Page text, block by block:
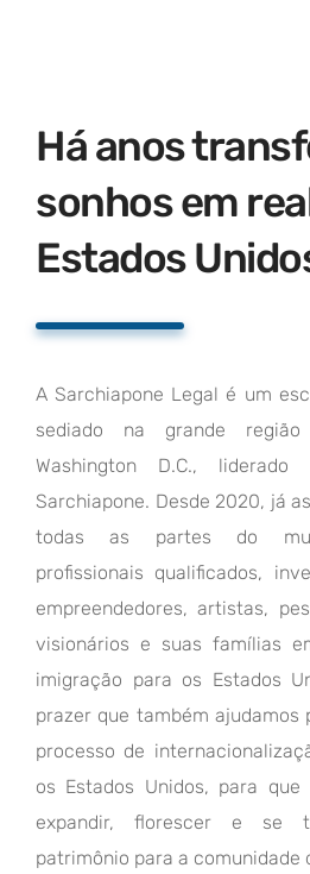
Há anos
sonhos em
Estados
A Sarchiapone Legal é um
sediado na grande
Washington D.C.,
Sarchiapone. Desde 2020, já
todas as partes do
profissionais qualificados,
empreendedores, artistas,
visionários e suas famílias
imigração para os Estados
prazer que também ajudamos
processo de
os Estados Unidos, para que
expandir, florescer e se
patrimônio para a comunidade